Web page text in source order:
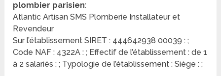
plombier parisien:
Atlantic Artisan SMS Plomberie Installateur et
Revendeur
Sur l’établissement SIRET : 444642938 00039 : ;
Code NAF : 4322A : ; Effectif de l’établissement : de 1
à 2 salariés : ; Typologie de l’établissement : Siège : ;